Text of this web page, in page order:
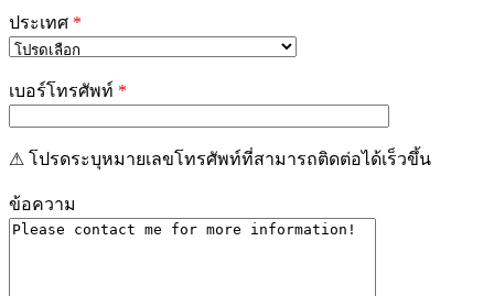
ประเทศ *
เบอร์โทรศัพท์ *
⚠ โปรดระบุหมายเลขโทรศัพท์ที่สามารถติดต่อได้เร็วขึ้น
ข้อความ